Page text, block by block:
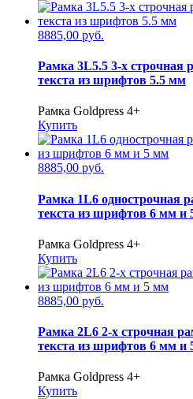
8885,00 руб.
Рамка 3L5.5 3-х строчная
текста из шрифтов 5.5 мм
Рамка Goldpress 4+
Купить
8885,00 руб.
Рамка 1L6 однострочная
текста из шрифтов 6 мм и
Рамка Goldpress 4+
Купить
8885,00 руб.
Рамка 2L6 2-х строчная
текста из шрифтов 6 мм и
Рамка Goldpress 4+
Купить